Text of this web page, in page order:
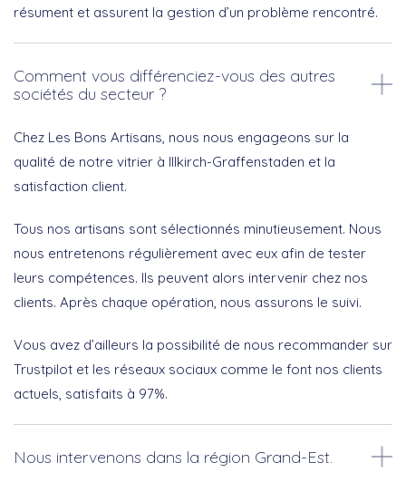
résument et assurent la gestion d’un problème rencontré.
Comment vous différenciez-vous des autres
sociétés du secteur ?
Chez Les Bons Artisans, nous nous engageons sur la
qualité de notre vitrier à Illkirch-Graffenstaden et la
satisfaction client.
Tous nos artisans sont sélectionnés minutieusement. Nous
nous entretenons régulièrement avec eux afin de tester
leurs compétences. Ils peuvent alors intervenir chez nos
clients. Après chaque opération, nous assurons le suivi.
Vous avez d’ailleurs la possibilité de nous recommander sur
Trustpilot et les réseaux sociaux comme le font nos clients
actuels, satisfaits à 97%.
Nous intervenons dans la région Grand-Est.